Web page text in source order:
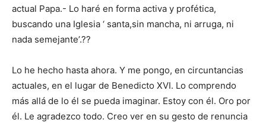
actual Papa.- Lo haré en forma activa y profética,
buscando una Iglesia ‘ santa,sin mancha, ni arruga, ni
nada semejante’.??
Lo he hecho hasta ahora. Y me pongo, en circuntancias
actuales, en el lugar de Benedicto XVI. Lo comprendo
más allá de lo él se pueda imaginar. Estoy con él. Oro por
él. Le agradezco todo. Creo ver en su gesto de renuncia